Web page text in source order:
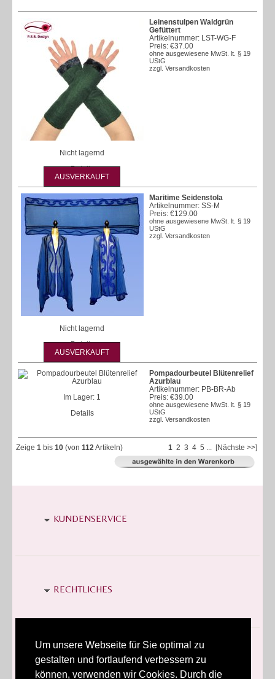
Um unsere Webseite für Sie optimal zu
gestalten und fortlaufend verbessern zu
können, verwenden wir Cookies. Durch die
Nicht lagernd
Details
AUSVERKAUFT
Leinenstulpen Waldgrün
Gefüttert
Artikelnummer: LST-WG-F
Preis: €37.00
ohne ausgewiesene MwSt. lt. § 19
UStG
zzgl. Versandkosten
Nicht lagernd
Details
AUSVERKAUFT
Maritime Seidenstola
Artikelnummer: SS-M
Preis: €129.00
ohne ausgewiesene MwSt. lt. § 19
UStG
zzgl. Versandkosten
Im Lager: 1
Details
Pompadourbeutel Blütenrelief
Azurblau
Artikelnummer: PB-BR-Ab
Preis: €39.00
ohne ausgewiesene MwSt. lt. § 19
UStG
zzgl. Versandkosten
Zeige 1 bis 10(von 112 Artikeln) 1 2 3 4 5 [Nächste >>]
KUNDENSERVICE
RECHTLICHES
P.E.B. DESIGN LINKS